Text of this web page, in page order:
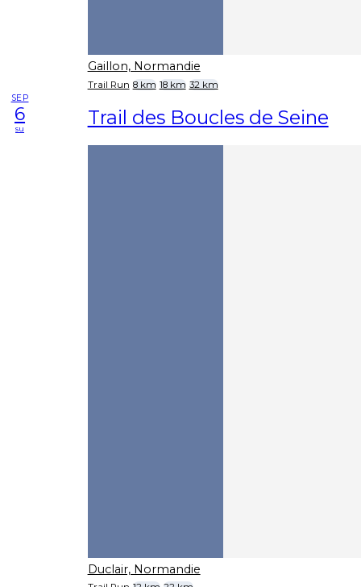
Gaillon, Normandie
Trail Run 8 km 18 km 32 km
SEP
6
su Trail des Boucles de Seine
Duclair, Normandie